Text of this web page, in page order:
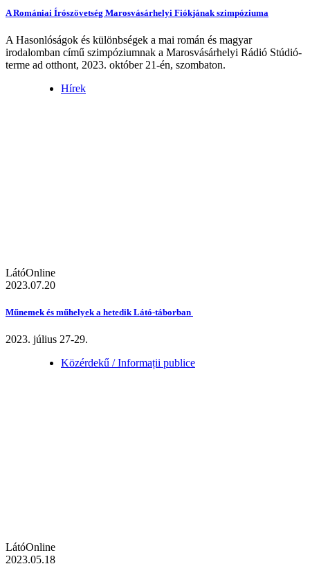
A Romániai Írószövetség Marosvásárhelyi Fiókjának szimpóziuma
A Hasonlóságok és különbségek a mai román és magyar
irodalomban című szimpóziumnak a Marosvásárhelyi Rádió Stúdió-
terme ad otthont, 2023. október 21-én, szombaton.
Hírek
LátóOnline
2023.07.20
Műnemek és műhelyek a hetedik Látó-táborban
2023. július 27-29.
Közérdekű / Informații publice
LátóOnline
2023.05.18